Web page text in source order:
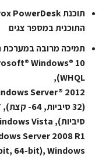
התוכנית במספר צגים
תמיכה מרובה במערכת
WHQL),
סיביות), Windows Vista® (32 סיביות, 64 סיביות),
64-bit), Windows